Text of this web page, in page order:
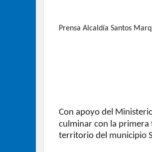
Prensa Alcaldía Santos
Con apoyo del
culminar con la primera
territorio del municipio